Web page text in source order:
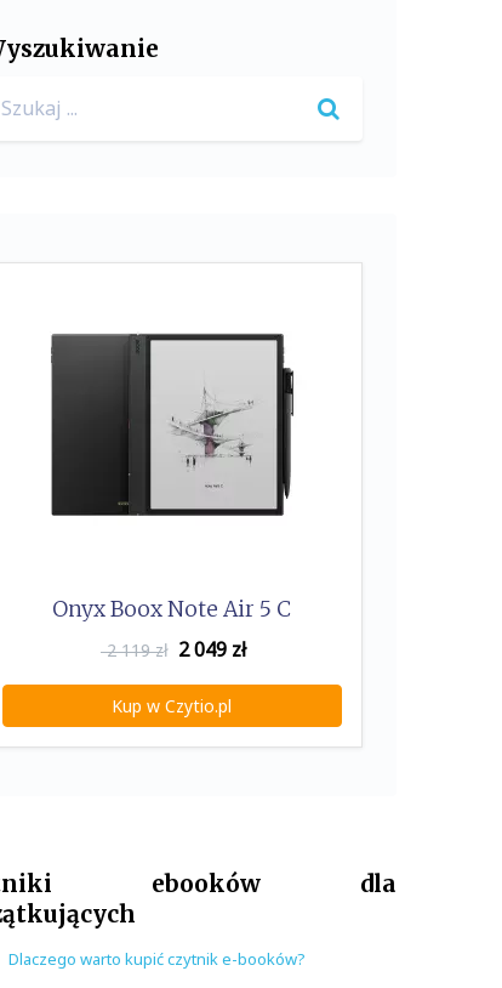
Onyx Boox Note Air 5 C
2 119 zł 2 049 zł
Kup w Czytio.pl
ebooków dla
Dlaczego warto kupić czytnik e-booków?